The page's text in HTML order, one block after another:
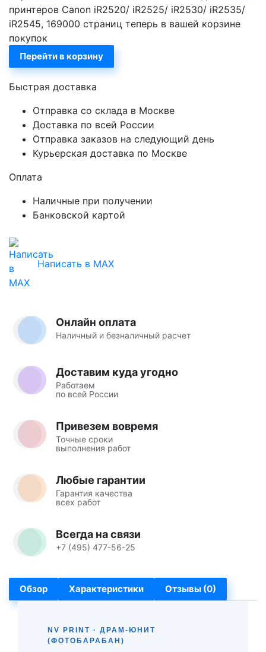
принтеров Canon iR2520/ iR2525/ iR2530/ iR2535/
iR2545, 169000 страниц теперь в вашей корзине
покупок
Перейти в корзину
Быстрая доставка
Отправка со склада в Москве
Доставка по всей России
Отправка заказов на следующий день
Курьерская доставка по Москве
Оплата
Наличные при получении
Банковской картой
Написать в MAX
Онлайн оплата
Наличный и безналичный расчет
Доставим куда угодно
Работаем
по всей России
Привезем вовремя
Точные сроки
выполнения работ
Любые гарантии
Гарантия качества
всех работ
Всегда на связи
+7 (495) 477-56-25
Обзор Характеристики Отзывы (0)
NV PRINT · ДРАМ-ЮНИТ
(ФОТОБАРАБАН)